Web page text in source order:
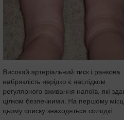
Високий артеріальний тиск і ранкова
набряклість нерідко є наслідком
регулярного вживання напоїв, які
цілком безпечними. На першому
цьому списку знаходяться солодкі